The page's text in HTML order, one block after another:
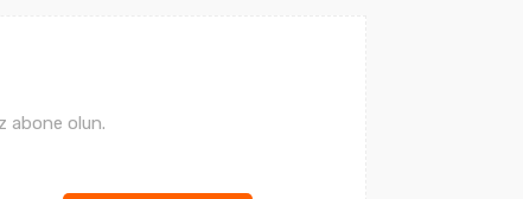
abone olun.